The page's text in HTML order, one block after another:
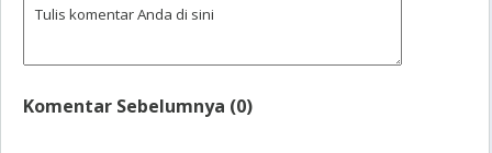
Komentar Sebelumnya (0)